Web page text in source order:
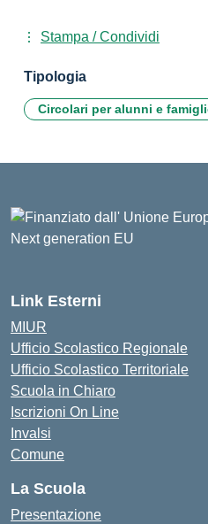
Stampa / Condividi
Tipologia
Circolari per alunni e
Link Esterni
MIUR
Ufficio Scolastico Regionale
Ufficio Scolastico Territoriale
Scuola in Chiaro
Iscrizioni On Line
Invalsi
Comune
La Scuola
Presentazione